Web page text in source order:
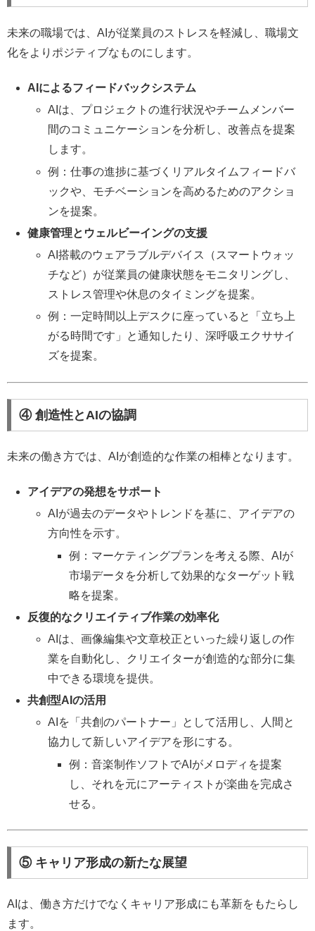
未来の職場では、AIが従業員のストレスを軽減し、職場文
化をよりポジティブなものにします。
AIによるフィードバックシステム
AIは、プロジェクトの進行状況やチームメンバー
間のコミュニケーションを分析し、改善点を提案
します。
例：仕事の進捗に基づくリアルタイムフィードバ
ックや、モチベーションを高めるためのアクショ
ンを提案。
健康管理とウェルビーイングの支援
AI搭載のウェアラブルデバイス（スマートウォッ
チなど）が従業員の健康状態をモニタリングし、
ストレス管理や休息のタイミングを提案。
例：一定時間以上デスクに座っていると「立ち上
がる時間です」と通知したり、深呼吸エクササイ
ズを提案。
④ 創造性とAIの協調
未来の働き方では、AIが創造的な作業の相棒となります。
アイデアの発想をサポート
AIが過去のデータやトレンドを基に、アイデアの
方向性を示す。
例：マーケティングプランを考える際、AIが
市場データを分析して効果的なターゲット戦
略を提案。
反復的なクリエイティブ作業の効率化
AIは、画像編集や文章校正といった繰り返しの作
業を自動化し、クリエイターが創造的な部分に集
中できる環境を提供。
共創型AIの活用
AIを「共創のパートナー」として活用し、人間と
協力して新しいアイデアを形にする。
例：音楽制作ソフトでAIがメロディを提案
し、それを元にアーティストが楽曲を完成さ
せる。
⑤ キャリア形成の新たな展望
AIは、働き方だけでなくキャリア形成にも革新をもたらし
ます。